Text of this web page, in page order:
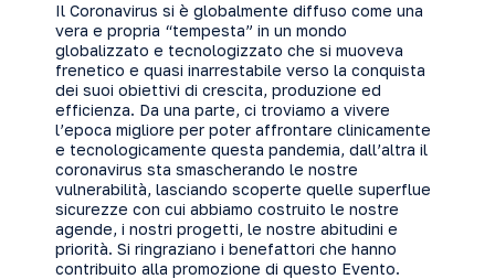
Il Coronavirus si è globalmente diffuso come una
vera e propria “tempesta” in un mondo
globalizzato e tecnologizzato che si muoveva
frenetico e quasi inarrestabile verso la conquista
dei suoi obiettivi di crescita, produzione ed
efficienza. Da una parte, ci troviamo a vivere
l’epoca migliore per poter affrontare clinicamente
e tecnologicamente questa pandemia, dall’altra il
coronavirus sta smascherando le nostre
vulnerabilità, lasciando scoperte quelle superflue
sicurezze con cui abbiamo costruito le nostre
agende, i nostri progetti, le nostre abitudini e
priorità. Si ringraziano i benefattori che hanno
contribuito alla promozione di questo Evento.